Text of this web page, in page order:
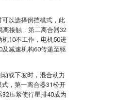
以选择倒挡模式，此
离接触，第二离合器32
10不工作，电机50进
减速机构60传递至驱
或下坡时，混合动力
，第一离合器31松开
压紧使行星排40成为